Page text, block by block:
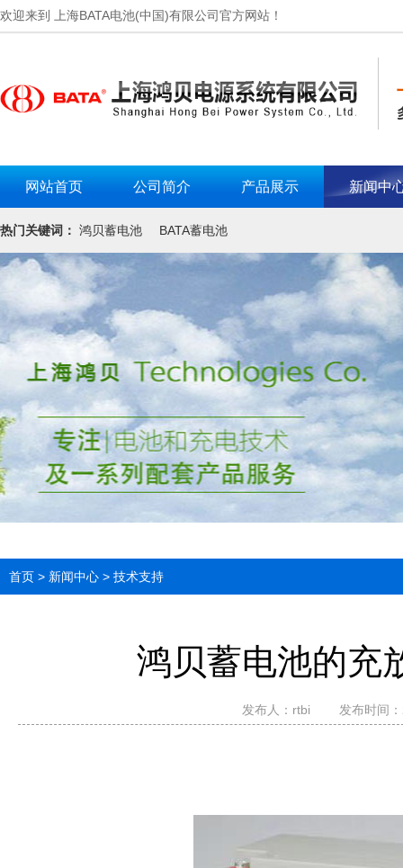
欢迎来到 上海BATA电池(中国)有限公司官方网站！
网站首页 公司简介 产品展示 新闻中
热门关键词： 鸿贝蓄电池 BATA蓄电池
首页 > 新闻中心 > 技术支持
鸿贝蓄电池的充
发布人：rtbi 发布时间